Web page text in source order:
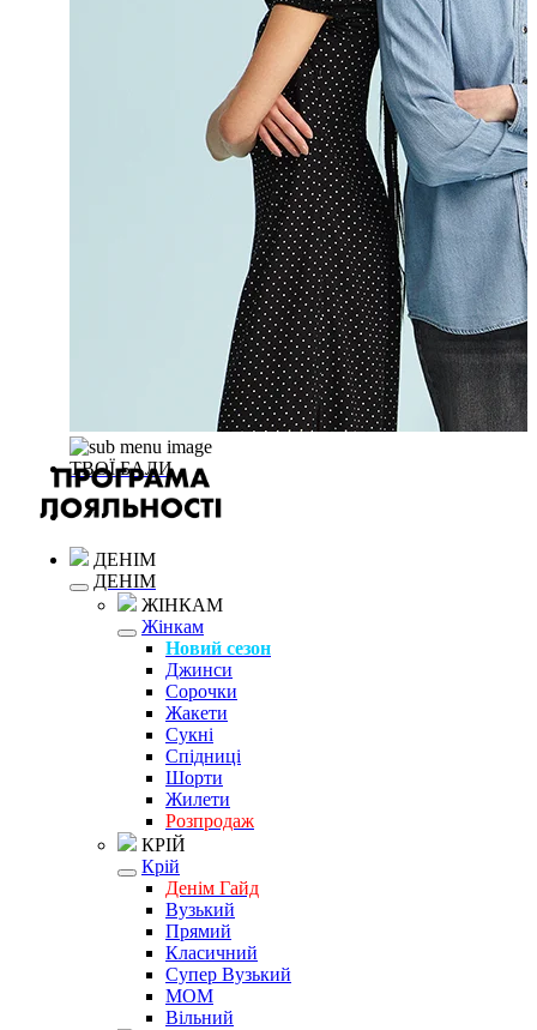
ТВОЇ БАЛИ
ДЕНІМ
ДЕНІМ
ЖІНКАМ
Жінкам
Новий сезон
Джинси
Сорочки
Жакети
Сукні
Спідниці
Шорти
Жилети
Розпродаж
КРІЙ
Крій
Денім Гайд
Вузький
Прямий
Класичний
Супер Вузький
MOM
Вільний